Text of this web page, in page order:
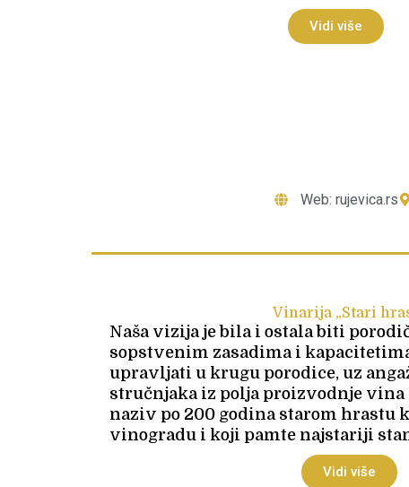
Vidi više
Web: rujevica.rs
Vinarija „Stari
Naša vizija je bila i ostala biti
sopstvenim zasadima i
upravljati u krugu porodice, uz
stručnjaka iz polja proizvodnje vina
naziv po 200 godina starom hrastu
vinogradu i koji pamte najstariji
Vidi više